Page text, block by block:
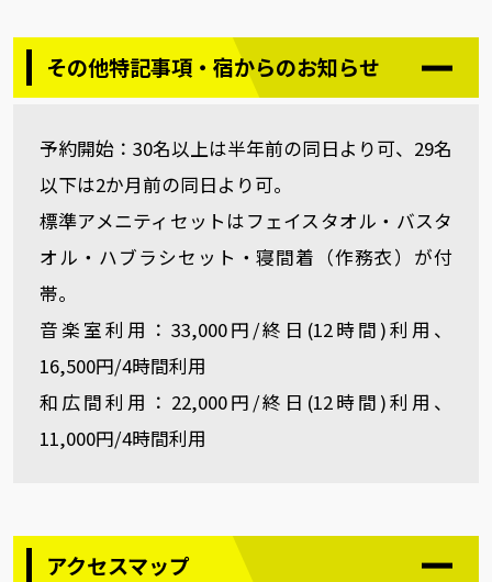
その他特記事項・宿からのお知らせ
予約開始：30名以上は半年前の同日より可、29名
以下は2か月前の同日より可。
標準アメニティセットはフェイスタオル・バスタ
オル・ハブラシセット・寝間着（作務衣）が付
帯。
音楽室利用：33,000円/終日(12時間)利用、
16,500円/4時間利用
和広間利用：22,000円/終日(12時間)利用、
11,000円/4時間利用
アクセスマップ